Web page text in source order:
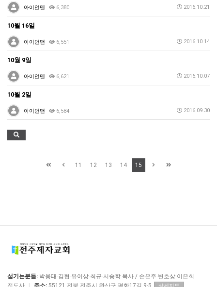
아이언맨 6,380 2016.10.21
10월 16일
아이언맨 6,551 2016.10.14
10월 9일
아이언맨 6,621 2016.10.07
10월 2일
아이언맨 6,584 2016.09.30
11 12 13 14 15
섬기는분들: 박용태·김협·유이상·최규·서승학 목사 / 손은주·변호상·이은희